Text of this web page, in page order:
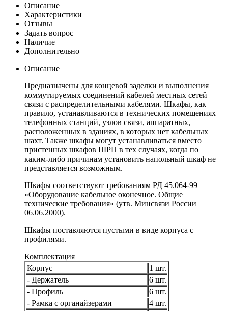
Описание
Характеристики
Отзывы
Задать вопрос
Наличие
Дополнительно
Описание
Предназначены для концевой заделки и выполнения
коммутируемых соединений кабелей местных сетей
связи с распределительными кабелями. Шкафы, как
правило, устанавливаются в технических помещениях
телефонных станций, узлов связи, аппаратных,
расположенных в зданиях, в которых нет кабельных
шахт. Также шкафы могут устанавливаться вместо
пристенных шкафов ШРП в тех случаях, когда по
каким-либо причинам установить напольный шкаф не
представляется возможным.
Шкафы соответствуют требованиям РД 45.064-99
«Оборудование кабельное оконечное. Общие
технические требования» (утв. Минсвязи России
06.06.2000).
Шкафы поставляются пустыми в виде корпуса с
профилями.
Комплектация
Корпус
1 шт.
- Держатель
6 шт.
- Профиль
6 шт.
- Рамка с органайзерами
4 шт.